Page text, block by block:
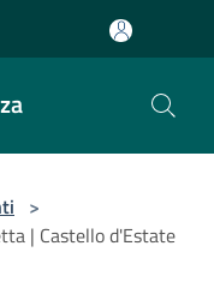
>
| Castello d'Estate